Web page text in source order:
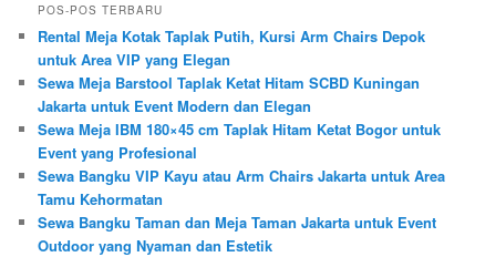
POS-POS TERBARU
Rental Meja Kotak Taplak Putih, Kursi Arm Chairs Depok
untuk Area VIP yang Elegan
Sewa Meja Barstool Taplak Ketat Hitam SCBD Kuningan
Jakarta untuk Event Modern dan Elegan
Sewa Meja IBM 180×45 cm Taplak Hitam Ketat Bogor untuk
Event yang Profesional
Sewa Bangku VIP Kayu atau Arm Chairs Jakarta untuk Area
Tamu Kehormatan
Sewa Bangku Taman dan Meja Taman Jakarta untuk Event
Outdoor yang Nyaman dan Estetik